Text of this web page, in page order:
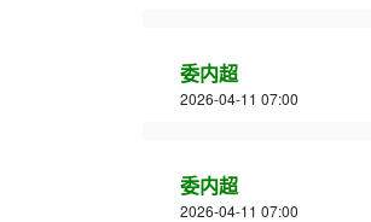
委内超
2026-04-11 07:00
委内超
2026-04-11 07:00